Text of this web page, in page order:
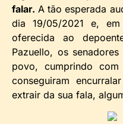
falar. A tão esperada
dia 19/05/2021 e,
oferecida ao
Pazuello, os
povo, cumprindo
conseguiram
extrair da sua fala,